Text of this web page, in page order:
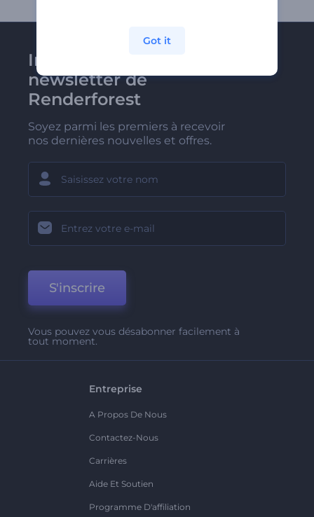
Inscrivez-vous à la
newsletter de
Renderforest
Soyez parmi les premiers à recevoir
nos dernières nouvelles et offres.
S'inscrire
Vous pouvez vous désabonner facilement à
tout moment.
Entreprise
A Propos De Nous
Contactez-Nous
Carrières
Aide Et Soutien
Programme D'affiliation
Got it